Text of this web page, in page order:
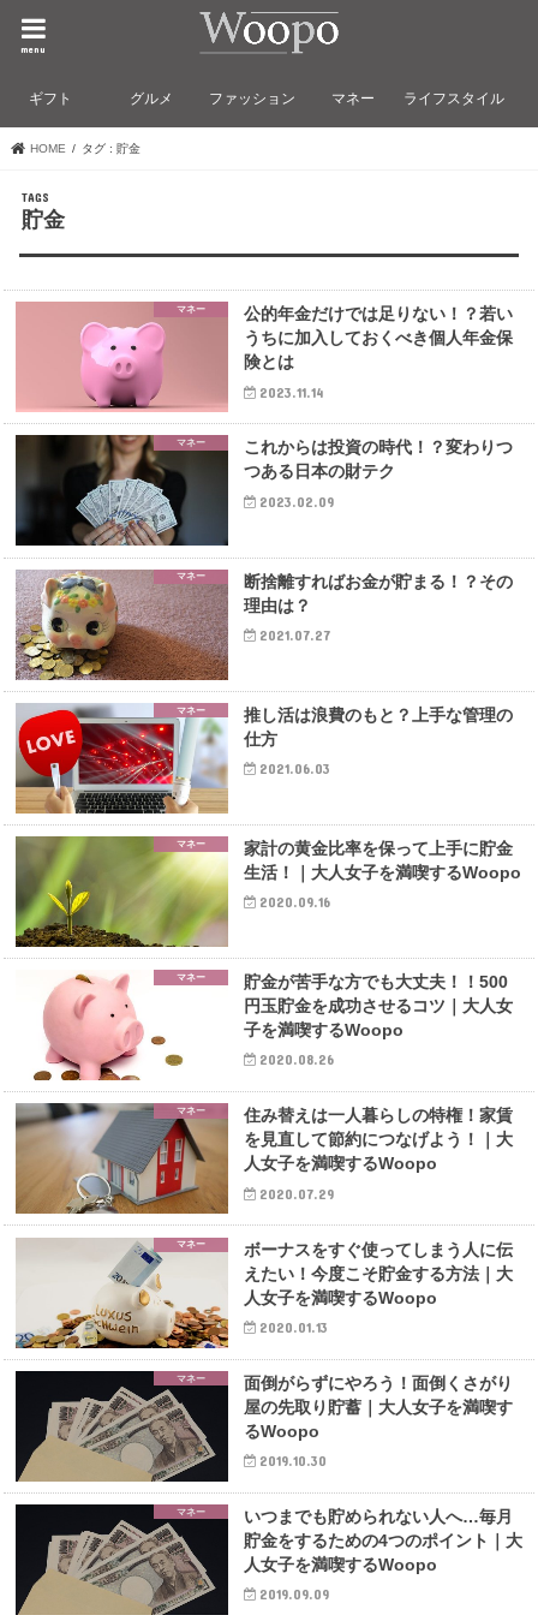
menu
ギフト グルメ ファッション マネー ライフスタイル
HOME タグ : 貯金
貯金
マネー
公的年金だけでは足りない！？若い
うちに加入しておくべき個人年金保
険とは
2023.11.14
マネー
これからは投資の時代！？変わりつ
つある日本の財テク
2023.02.09
マネー
断捨離すればお金が貯まる！？その
理由は？
2021.07.27
マネー
推し活は浪費のもと？上手な管理の
仕方
2021.06.03
マネー
家計の黄金比率を保って上手に貯金
生活！｜大人女子を満喫するWoopo
2020.09.16
マネー
貯金が苦手な方でも大丈夫！！500
円玉貯金を成功させるコツ｜大人女
子を満喫するWoopo
2020.08.26
マネー
住み替えは一人暮らしの特権！家賃
を見直して節約につなげよう！｜大
人女子を満喫するWoopo
2020.07.29
マネー
ボーナスをすぐ使ってしまう人に伝
えたい！今度こそ貯金する方法｜大
人女子を満喫するWoopo
2020.01.13
マネー
面倒がらずにやろう！面倒くさがり
屋の先取り貯蓄｜大人女子を満喫す
るWoopo
2019.10.30
マネー
いつまでも貯められない人へ…毎月
貯金をするための4つのポイント｜大
人女子を満喫するWoopo
2019.09.09